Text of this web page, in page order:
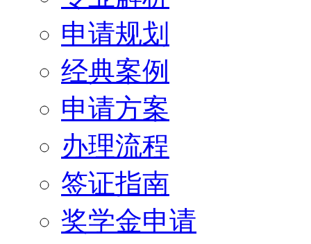
申请规划
经典案例
申请方案
办理流程
签证指南
奖学金申请